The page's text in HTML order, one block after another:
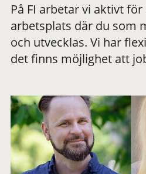
meningsfull
flexibel
På FI arbetar vi aktivt
arbetsplats där du som
och utvecklas. Vi har
det finns möjlighet att